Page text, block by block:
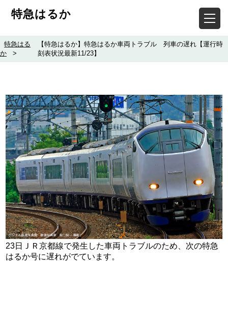
特急はるか
特急はる
か
>
【特急はるか】特急はるか車両トラブル 列車の遅れ【運行時
刻表状況最新11/23】
23日ＪＲ京都線で発生した車両トラブルのため、次の特急
はるか号に遅れがでています。